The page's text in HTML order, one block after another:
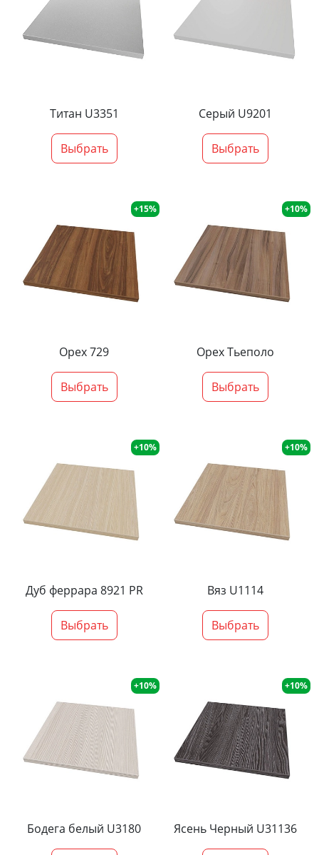
Титан U3351
Выбрать
Серый U9201
Выбрать
+15%
Орех 729
Выбрать
+10%
Орех Тьеполо
Выбрать
+10%
Дуб феррара 8921 PR
Выбрать
+10%
Вяз U1114
Выбрать
+10%
Бодега белый U3180
+10%
Ясень Черный U31136